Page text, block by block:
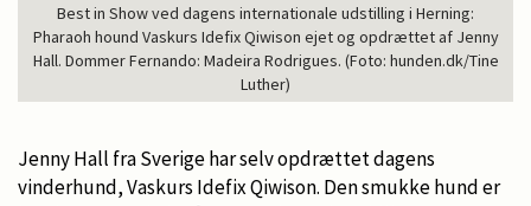
Best in Show ved dagens internationale udstilling i Herning:
Pharaoh hound Vaskurs Idefix Qiwison ejet og opdrættet af Jenny
Hall. Dommer Fernando: Madeira Rodrigues. (Foto: hunden.dk/Tine
Luther)
Jenny Hall fra Sverige har selv opdrættet dagens
vinderhund, Vaskurs Idefix Qiwison. Den smukke hund er